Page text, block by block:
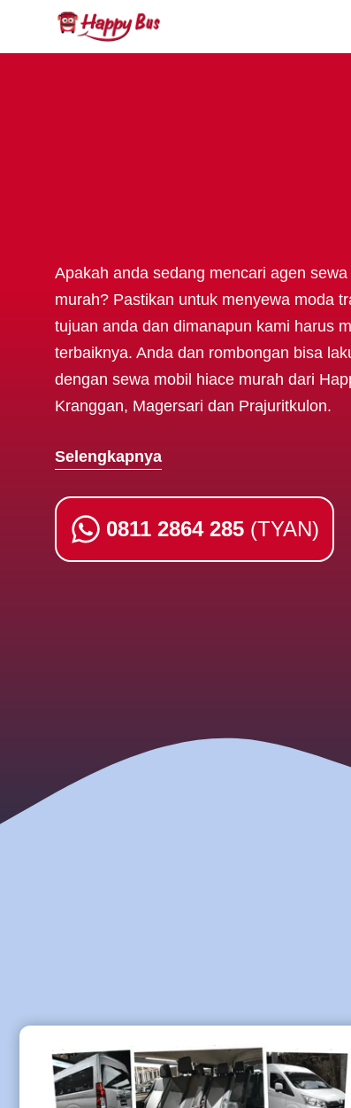
Apakah anda sedang mencari agen
murah? Pastikan untuk menyewa moda
tujuan anda dan dimanapun kami harus
terbaiknya. Anda dan rombongan bisa
dengan sewa mobil hiace murah dari
Kranggan, Magersari dan Prajuritkulon.
Selengkapnya
0811 2864 285 (TYAN)